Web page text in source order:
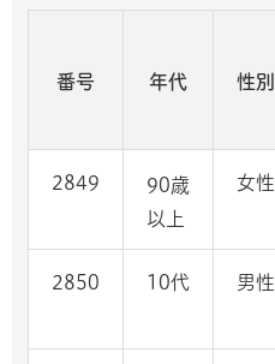
番号 年代 性別
2849
90歳
以上
女性
2850 10代 男性